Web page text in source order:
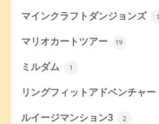
マインクラフトダンジョンズ 1
マリオカートツアー 19
ミルダム 1
リングフィットアドベンチャー
ルイージマンション3 2